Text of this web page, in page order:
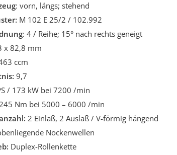
: vorn, längs; stehend
M 102 E 25/2 / 102.992
: 4 / Reihe; 15° nach rechts geneigt
x 82,8 mm
ccm
9,7
/ 173 kW bei 7200 /min
Nm bei 5000 – 6000 /min
2 Einlaß, 2 Auslaß / V-förmig hängend
Nockenwellen
Duplex-Rollenkette